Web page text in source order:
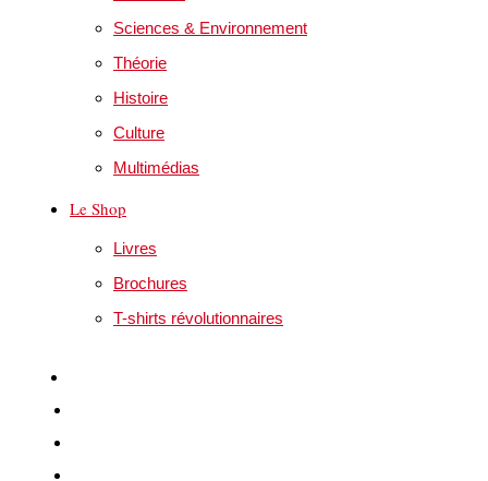
Sciences & Environnement
Théorie
Histoire
Culture
Multimédias
Le Shop
Livres
Brochures
T-shirts révolutionnaires